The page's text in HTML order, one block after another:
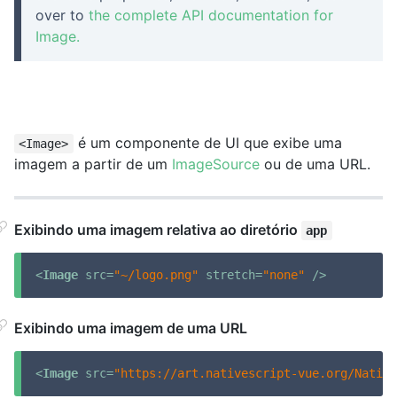
over to the complete API documentation for
Image.
<Image>
é um componente de UI que exibe uma
imagem a partir de um ImageSource ou de uma URL.
Exibindo uma imagem relativa ao diretório app
<Image src="~/logo.png" stretch="none" />
Exibindo uma imagem de uma URL
<Image src="https://art.nativescript-vue.org/